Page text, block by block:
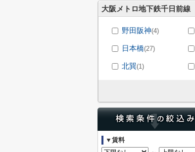
大阪メトロ地下鉄千日前線
野田阪神(4)
日本橋(27)
北巽(1)
▼賃料